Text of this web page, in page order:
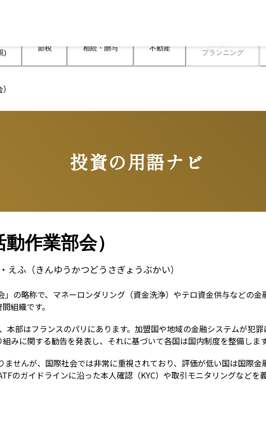
)
節税 相続・贈与 不動産
プランニング
投資の用語ナビ
作業部会）
えふ（きんゆうかつどうさぎょうぶかい）
」の略称で、マネーロンダリング（資金洗浄）やテロ資金供与などの
組織です。
本部はフランスのパリにあります。加盟国や地域の金融システムが犯
みに関する勧告を発表し、それに基づいて各国は国内制度を整備します
ませんが、国際社会では非常に重視されており、評価が低い国は国際
のガイドラインに沿った本人確認（KYC）や取引モニタリングなどを